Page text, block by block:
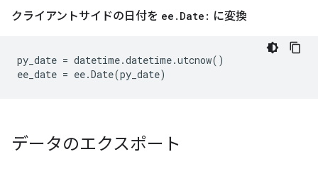
クライアントサイドの日付を ee . Date: に変換
py_date = datetime.datetime.utcnow()
ee_date = ee.Date(py_date)
データのエクスポート